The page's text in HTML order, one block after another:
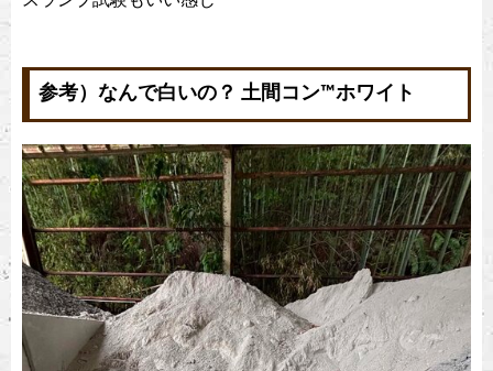
参考）なんで白いの？ 土間コン™︎ホワイト